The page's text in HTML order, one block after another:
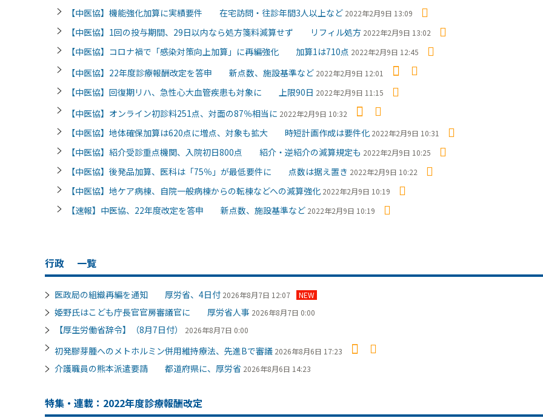
【中医協】機能強化加算に実績要件 在宅訪問・往診年間3人以上など 2022年2月9日 13:09
【中医協】1回の投与期間、29日以内なら処方箋料減算せず リフィル処方 2022年2月9日 13:02
【中医協】コロナ禍で「感染対策向上加算」に再編強化 加算1は710点 2022年2月9日 12:45
【中医協】22年度診療報酬改定を答申 新点数、施設基準など 2022年2月9日 12:01
【中医協】回復期リハ、急性心大血管疾患も対象に 上限90日 2022年2月9日 11:15
【中医協】オンライン初診料251点、対面の87％相当に 2022年2月9日 10:32
【中医協】地体確保加算は620点に増点、対象も拡大 時短計画作成は要件化 2022年2月9日 10:31
【中医協】紹介受診重点機関、入院初日800点 紹介・逆紹介の減算規定も 2022年2月9日 10:25
【中医協】後発品加算、医科は「75％」が最低要件に 点数は据え置き 2022年2月9日 10:22
【中医協】地ケア病棟、自院一般病棟からの転棟などへの減算強化 2022年2月9日 10:19
【速報】中医協、22年度改定を答申 新点数、施設基準など 2022年2月9日 10:19
行政 一覧
医政局の組織再編を通知 厚労省、4日付 2026年8月7日 12:07 NEW
姫野氏はこども庁長官官房審議官に 厚労省人事 2026年8月7日 0:00
【厚生労働省辞令】（8月7日付） 2026年8月7日 0:00
初発膠芽腫へのメトホルミン併用維持療法、先進Bで審議 2026年8月6日 17:23
介護職員の熊本派遣要請 都道府県に、厚労省 2026年8月6日 14:23
特集・連載：2022年度診療報酬改定